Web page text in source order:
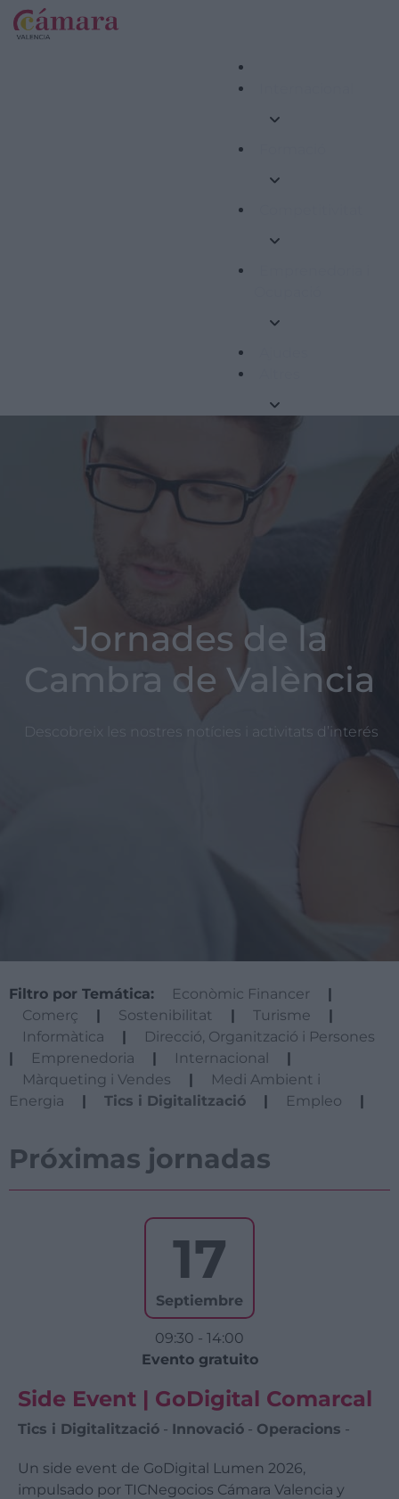
Jornades de la
Cambra de València
Descobreix les nostres notícies i activitats d’interés
Filtro por Temática: Econòmic Financer
Comerç
Sostenibilitat Turisme
Informàtica
Direcció, Organització i Persones
Emprenedoria Internacional
Màrqueting i Vendes
Medi Ambient i
Energia
Tics i Digitalització Empleo
Próximas jornadas
17
Septiembre
09:30 - 14:00
Evento gratuito
Side Event | GoDigital Comarcal
Tics i Digitalització - Innovació - Operacions -
​Un side event de GoDigital Lumen 2026,
impulsado por TICNegocios Cámara Valencia y